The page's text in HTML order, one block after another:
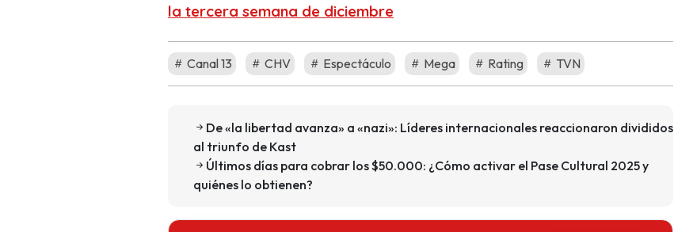
la tercera semana de diciembre
Canal 13 CHV Espectáculo Mega Rating TVN
De «la libertad avanza» a «nazi»: Líderes internacionales reaccionaron divididos
al triunfo de Kast
Últimos días para cobrar los $50.000: ¿Cómo activar el Pase Cultural 2025 y
quiénes lo obtienen?